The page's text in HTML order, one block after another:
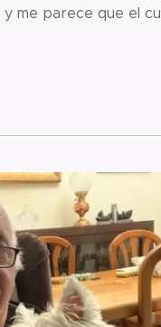
me parece que el